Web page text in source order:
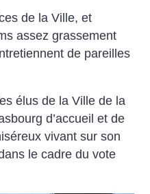
de la Ville, et
assez grassement
de pareilles
élus de la Ville de la
d’accueil et de
vivant sur son
le cadre du vote